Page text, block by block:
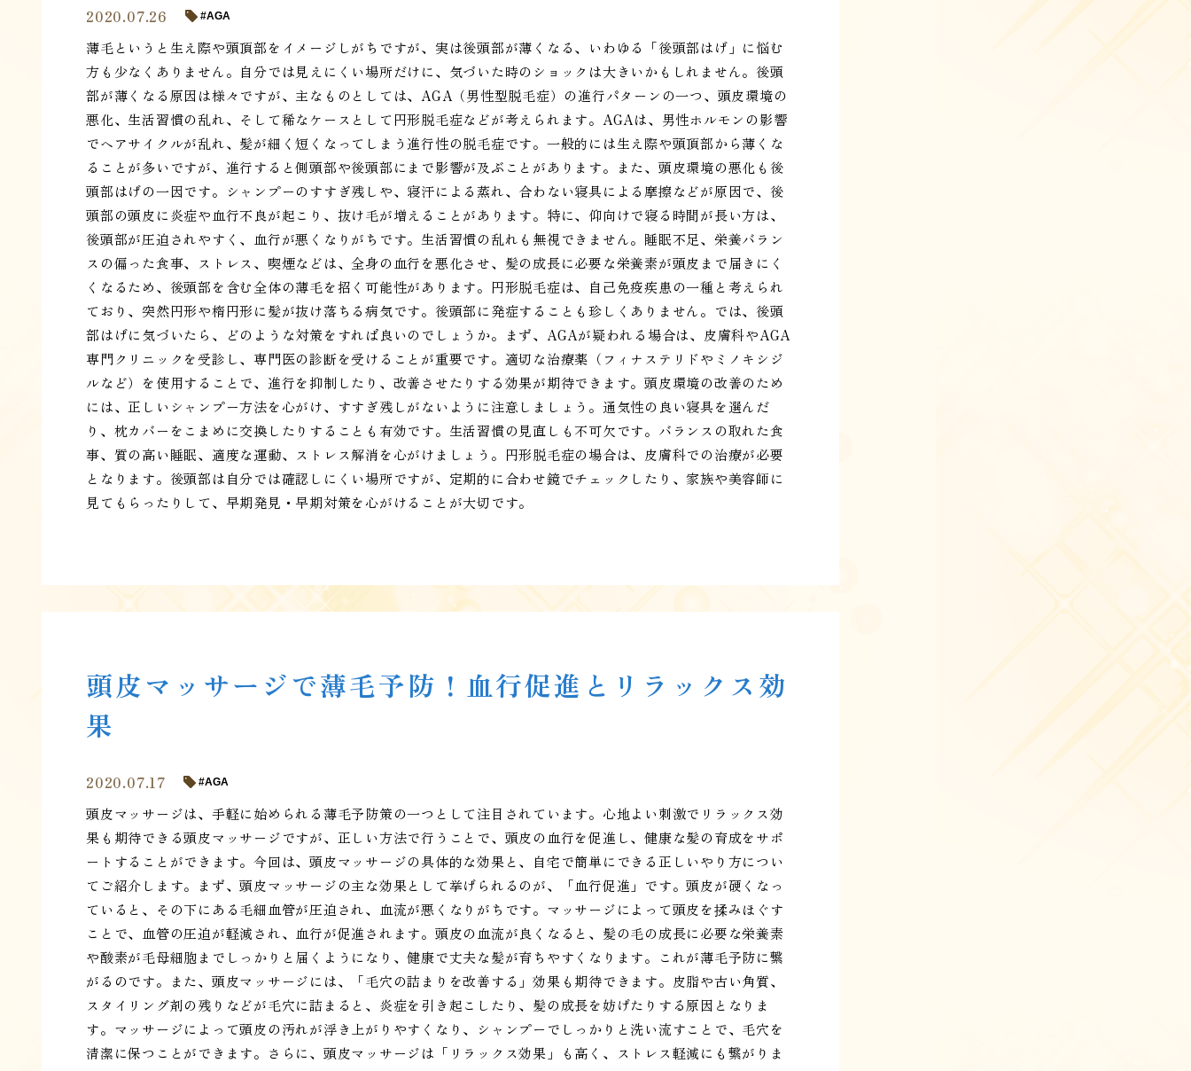
2020.07.26 AGA
薄毛というと生え際や頭頂部をイメージしがちですが、実は後頭部が薄くなる、いわゆる「後頭部はげ」に悩む
方も少なくありません。自分では見えにくい場所だけに、気づいた時のショックは大きいかもしれません。後頭
部が薄くなる原因は様々ですが、主なものとしては、AGA（男性型脱毛症）の進行パターンの一つ、頭皮環境の
悪化、生活習慣の乱れ、そして稀なケースとして円形脱毛症などが考えられます。AGAは、男性ホルモンの影響
でヘアサイクルが乱れ、髪が細く短くなってしまう進行性の脱毛症です。一般的には生え際や頭頂部から薄くな
ることが多いですが、進行すると側頭部や後頭部にまで影響が及ぶことがあります。また、頭皮環境の悪化も後
頭部はげの一因です。シャンプーのすすぎ残しや、寝汗による蒸れ、合わない寝具による摩擦などが原因で、後
頭部の頭皮に炎症や血行不良が起こり、抜け毛が増えることがあります。特に、仰向けで寝る時間が長い方は、
後頭部が圧迫されやすく、血行が悪くなりがちです。生活習慣の乱れも無視できません。睡眠不足、栄養バラン
スの偏った食事、ストレス、喫煙などは、全身の血行を悪化させ、髪の成長に必要な栄養素が頭皮まで届きにく
くなるため、後頭部を含む全体の薄毛を招く可能性があります。円形脱毛症は、自己免疫疾患の一種と考えられ
ており、突然円形や楕円形に髪が抜け落ちる病気です。後頭部に発症することも珍しくありません。では、後頭
部はげに気づいたら、どのような対策をすれば良いのでしょうか。まず、AGAが疑われる場合は、皮膚科やAGA
専門クリニックを受診し、専門医の診断を受けることが重要です。適切な治療薬（フィナステリドやミノキシジ
ルなど）を使用することで、進行を抑制したり、改善させたりする効果が期待できます。頭皮環境の改善のため
には、正しいシャンプー方法を心がけ、すすぎ残しがないように注意しましょう。通気性の良い寝具を選んだ
り、枕カバーをこまめに交換したりすることも有効です。生活習慣の見直しも不可欠です。バランスの取れた食
事、質の高い睡眠、適度な運動、ストレス解消を心がけましょう。円形脱毛症の場合は、皮膚科での治療が必要
となります。後頭部は自分では確認しにくい場所ですが、定期的に合わせ鏡でチェックしたり、家族や美容師に
見てもらったりして、早期発見・早期対策を心がけることが大切です。
頭皮マッサージで薄毛予防！血行促進とリラックス効
果
2020.07.17 AGA
頭皮マッサージは、手軽に始められる薄毛予防策の一つとして注目されています。心地よい刺激でリラックス効
果も期待できる頭皮マッサージですが、正しい方法で行うことで、頭皮の血行を促進し、健康な髪の育成をサポ
ートすることができます。今回は、頭皮マッサージの具体的な効果と、自宅で簡単にできる正しいやり方につい
てご紹介します。まず、頭皮マッサージの主な効果として挙げられるのが、「血行促進」です。頭皮が硬くなっ
ていると、その下にある毛細血管が圧迫され、血流が悪くなりがちです。マッサージによって頭皮を揉みほぐす
ことで、血管の圧迫が軽減され、血行が促進されます。頭皮の血流が良くなると、髪の毛の成長に必要な栄養素
や酸素が毛母細胞までしっかりと届くようになり、健康で丈夫な髪が育ちやすくなります。これが薄毛予防に繋
がるのです。また、頭皮マッサージには、「毛穴の詰まりを改善する」効果も期待できます。皮脂や古い角質、
スタイリング剤の残りなどが毛穴に詰まると、炎症を引き起こしたり、髪の成長を妨げたりする原因となりま
す。マッサージによって頭皮の汚れが浮き上がりやすくなり、シャンプーでしっかりと洗い流すことで、毛穴を
清潔に保つことができます。さらに、頭皮マッサージは「リラックス効果」も高く、ストレス軽減にも繋がりま